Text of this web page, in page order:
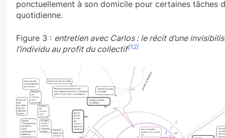
ponctuellement à son domicile pour certaines tâches
quotidienne.
Figure 3 : entretien avec Carlos : le récit d’une
l’individu au profit du collectif[12]